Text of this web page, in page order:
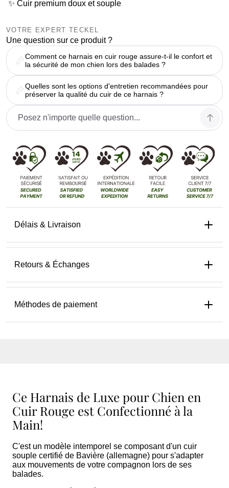
✨ Cuir premium doux et souple
VOTRE EXPERT TECKEL
Une question sur ce produit ?
Comment ce harnais en cuir rouge assure-t-il le confort et
la sécurité de mon chien lors des balades ?
Quelles sont les options d'entretien recommandées pour
préserver la qualité du cuir de ce harnais ?
Délais & Livraison
Retours & Échanges
Méthodes de paiement
Ce Harnais de Luxe pour Chien en
Cuir Rouge est Confectionné à la
Main!
C'est un modèle intemporel se composant d'un cuir
souple certifié de Bavière (allemagne) pour s'adapter
aux mouvements de votre compagnon lors de ses
balades.